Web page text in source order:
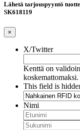
Lähetä tarjouspyyntö
SK618119
×
X/Twitter
Kenttä on
koskemattomaksi.
This field is
Nimi